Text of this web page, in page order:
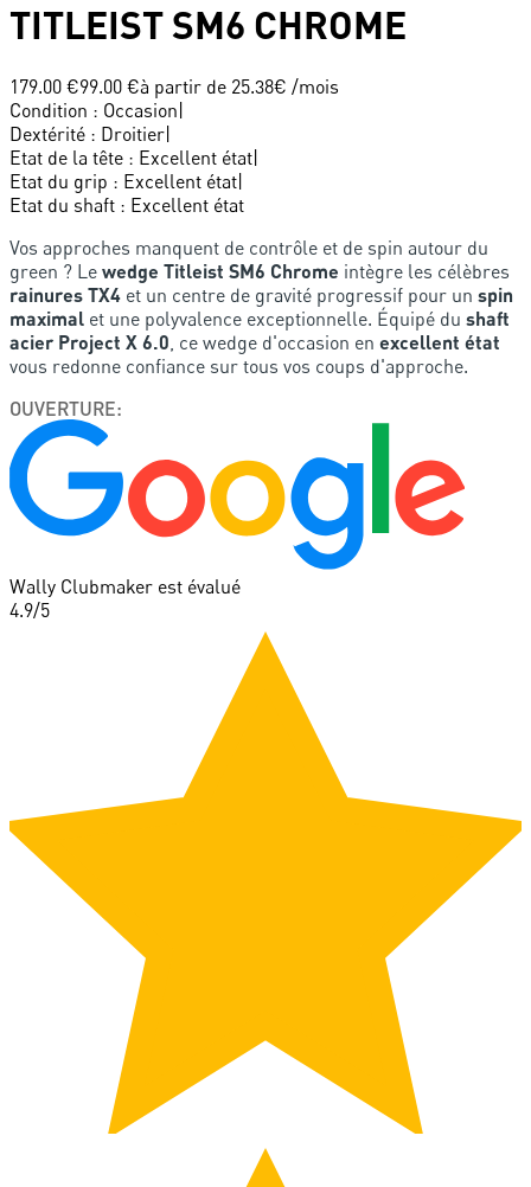
TITLEIST SM6 CHROME
179.00 €99.00 €à partir de 25.38€ /mois
Condition : Occasion|
Dextérité : Droitier|
Etat de la tête : Excellent état|
Etat du grip : Excellent état|
Etat du shaft : Excellent état
Vos approches manquent de contrôle et de spin autour du
green ? Le wedge Titleist SM6 Chrome intègre les célèbres
rainures TX4 et un centre de gravité progressif pour un spin
maximal et une polyvalence exceptionnelle. Équipé du shaft
acier Project X 6.0 , ce wedge d'occasion en excellent état
vous redonne confiance sur tous vos coups d'approche.
OUVERTURE:
Wally Clubmaker est évalué
4.9/5